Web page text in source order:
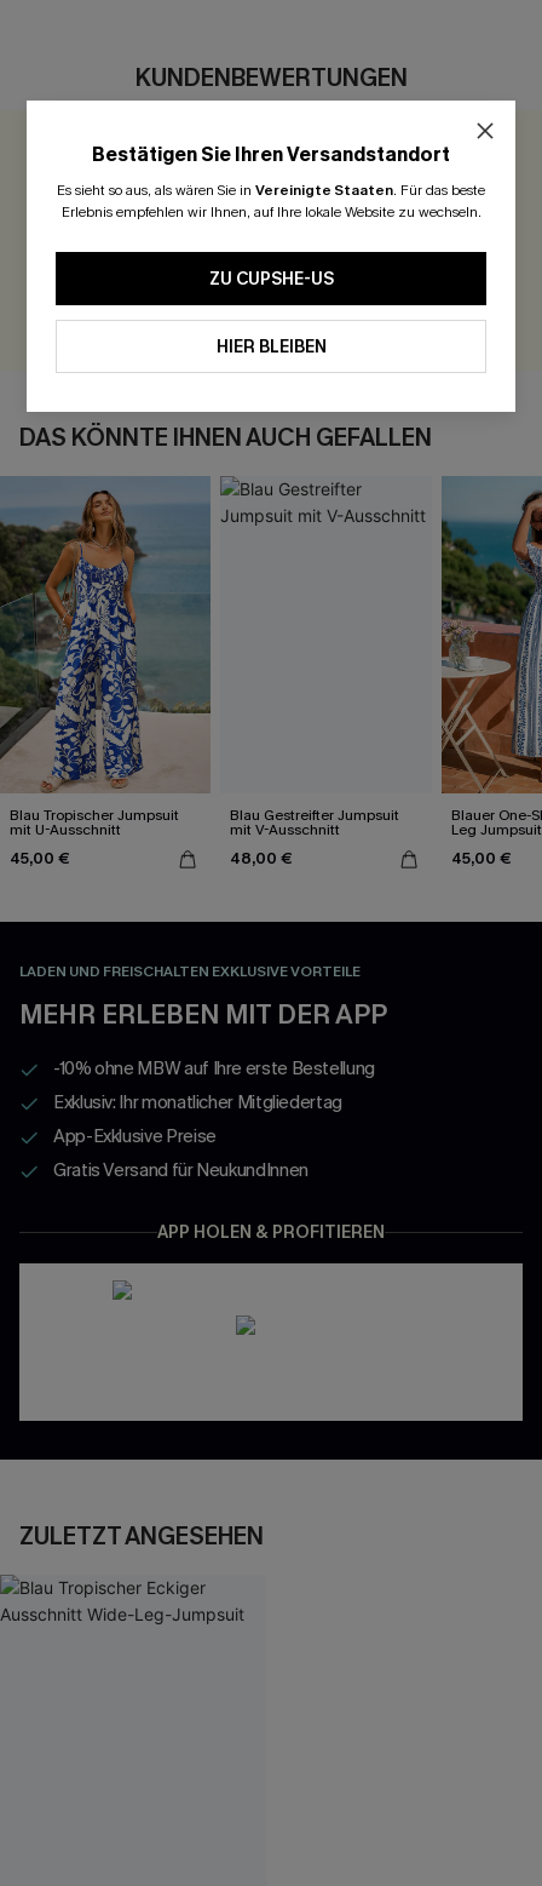
KUNDENBEWERTUNGEN
0.0
Seien Sie der Erste, der bewertet
BEWERTEN
DAS KÖNNTE IHNEN AUCH GEFALLEN
Blau Tropischer Jumpsuit
mit U-Ausschnitt
45,00 €
Blau Gestreifter Jumpsuit
mit V-Ausschnitt
48,00 €
Blauer One-
Leg Jumpsuit
45,00 €
LADEN UND FREISCHALTEN EXKLUSIVE VORTEILE
MEHR ERLEBEN MIT DER APP
-10% ohne MBW auf Ihre erste Bestellung
Exklusiv: Ihr monatlicher Mitgliedertag
App-Exklusive Preise
Gratis Versand für NeukundInnen
APP HOLEN & PROFITIEREN
ZULETZT ANGESEHEN
Bestätigen Sie Ihren Versandstandort
Es sieht so aus, als wären Sie in Vereinigte Staaten. Für das beste
Erlebnis empfehlen wir Ihnen, auf Ihre lokale Website zu wechseln.
ZU CUPSHE-US
HIER BLEIBEN